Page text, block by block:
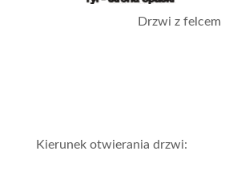
Drzwi z felcem
Kierunek otwierania drzwi: